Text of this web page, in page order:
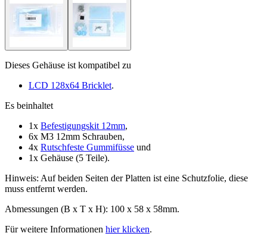
Dieses Gehäuse ist kompatibel zu
LCD 128x64 Bricklet.
Es beinhaltet
1x Befestigungskit 12mm,
6x M3 12mm Schrauben,
4x Rutschfeste Gummifüsse und
1x Gehäuse (5 Teile).
Hinweis: Auf beiden Seiten der Platten ist eine Schutzfolie, diese
muss entfernt werden.
Abmessungen (B x T x H): 100 x 58 x 58mm.
Für weitere Informationen hier klicken.